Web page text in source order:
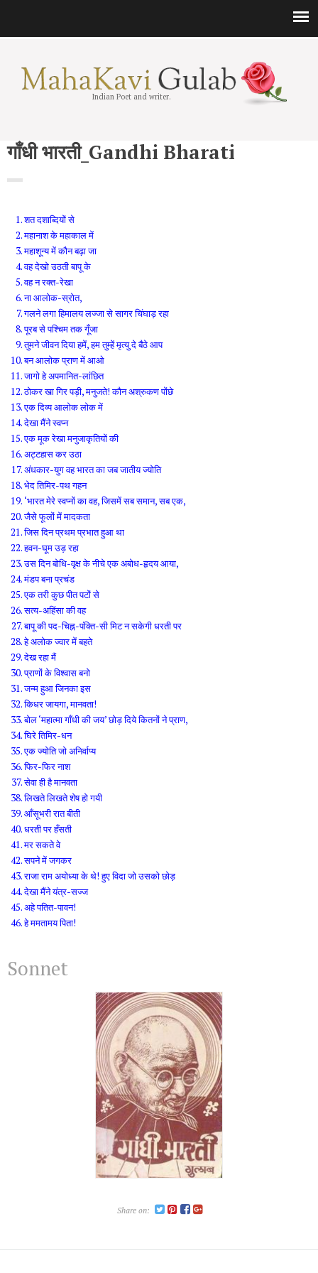
Indian Poet and writer.
गाँधी भारती_Gandhi Bharati
शत दशाब्दियों से
महानाश के महाकाल में
महाशून्य में कौन बढ़ा जा
वह देखो उठती बापू के
वह न रक्त-रेखा
ना आलोक-स्रोत,
गलने लगा हिमालय लज्जा से सागर चिंघाड़ रहा
पूरब से पश्चिम तक गूँजा
तुमने जीवन दिया हमें, हम तुम्हें मृत्यु दे बैठे आप
बन आलोक प्राण में आओ
जागो हे अपमानित-लांछित
ठोकर खा गिर पड़ी, मनुजते! कौन अश्रुकण पोंछे
एक दिव्य आलोक लोक में
देखा मैंने स्वप्न
एक मूक रेखा मनुजाकृतियों की
अट्टहास कर उठा
अंधकार-युग वह भारत का जब जातीय ज्योति
भेद तिमिर-पथ गहन
‘भारत मेरे स्वप्नों का वह, जिसमें सब समान, सब एक,
जैसे फूलों में मादकता
जिस दिन प्रथम प्रभात हुआ था
हवन-घूम उड़ रहा
उस दिन बोधि-वृक्ष के नीचे एक अबोध-हृदय आया,
मंडप बना प्रचंड
एक तरी कुछ पीत पटों से
सत्य-अहिंसा की वह
बापू की पद-चिह्न-पंक्ति-सी मिट न सकेगी धरती पर
हे अलोक ज्वार में बहते
देख रहा मैं
प्राणों के विश्वास बनो
जन्म हुआ जिनका इस
किधर जायगा, मानवता!
बोल ‘महात्मा गाँधी की जय’ छोड़ दिये कितनों ने प्राण,
घिरे तिमिर-धन
एक ज्योति जो अनिर्वाप्य
फिर-फिर नाश
सेवा ही है मानवता
लिखते लिखते शेष हो गयी
आँसूभरी रात बीती
धरती पर हँसती
मर सकते वे
सपने में जगकर
राजा राम अयोध्या के थे! हुए विदा जो उसको छोड़
देखा मैंने यंत्र-सज्ज
अहे पतित-पावन!
हे ममतामय पिता!
Sonnet
Share on: